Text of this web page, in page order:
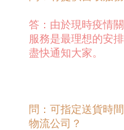
答：由於現時疫情
服務是最理想的安
盡快通知大家。
問：可指定送貨時
物流公司？